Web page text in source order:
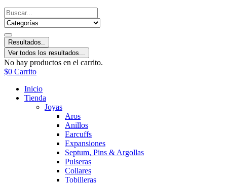
Resultados..
Ver todos los resultados...
No hay productos en el carrito.
$0 Carrito
Inicio
Tienda
Joyas
Aros
Anillos
Earcuffs
Expansiones
Septum, Pins & Argollas
Pulseras
Collares
Tobilleras